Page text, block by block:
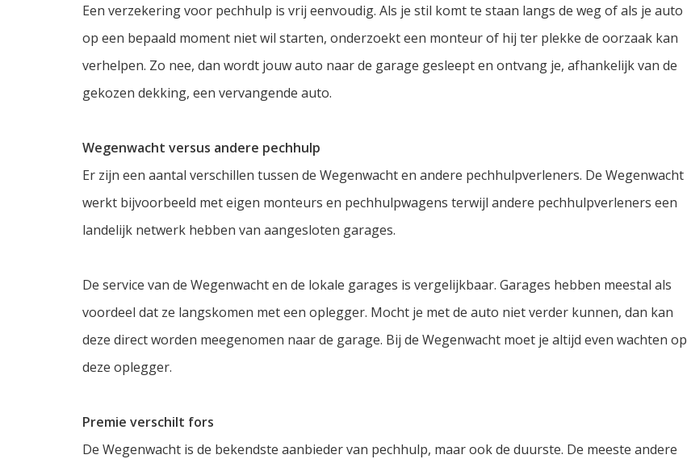
Een verzekering voor pechhulp is vrij eenvoudig. Als je stil komt te staan langs de weg of als je auto
op een bepaald moment niet wil starten, onderzoekt een monteur of hij ter plekke de oorzaak kan
verhelpen. Zo nee, dan wordt jouw auto naar de garage gesleept en ontvang je, afhankelijk van de
gekozen dekking, een vervangende auto.
Wegenwacht versus andere pechhulp
Er zijn een aantal verschillen tussen de Wegenwacht en andere pechhulpverleners. De Wegenwacht
werkt bijvoorbeeld met eigen monteurs en pechhulpwagens terwijl andere pechhulpverleners een
landelijk netwerk hebben van aangesloten garages.
De service van de Wegenwacht en de lokale garages is vergelijkbaar. Garages hebben meestal als
voordeel dat ze langskomen met een oplegger. Mocht je met de auto niet verder kunnen, dan kan
deze direct worden meegenomen naar de garage. Bij de Wegenwacht moet je altijd even wachten op
deze oplegger.
Premie verschilt fors
De Wegenwacht is de bekendste aanbieder van pechhulp, maar ook de duurste. De meeste andere